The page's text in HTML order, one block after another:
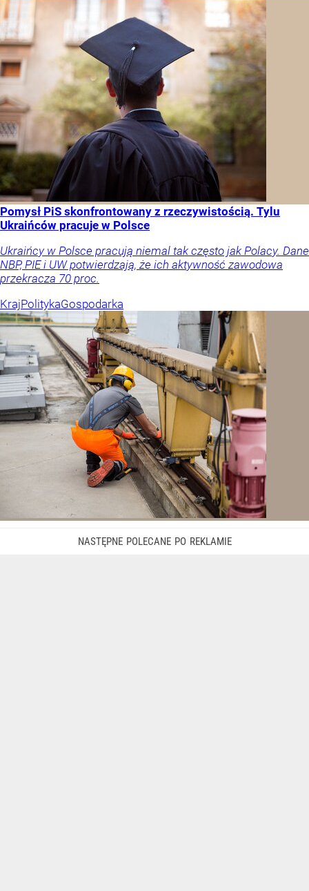
Pomysł PiS skonfrontowany z rzeczywistością. Tylu
Ukraińców pracuje w Polsce
Ukraińcy w Polsce pracują niemal tak często jak Polacy. Dane
NBP, PIE i UW potwierdzają, że ich aktywność zawodowa
przekracza 70 proc.
KrajPolitykaGospodarka